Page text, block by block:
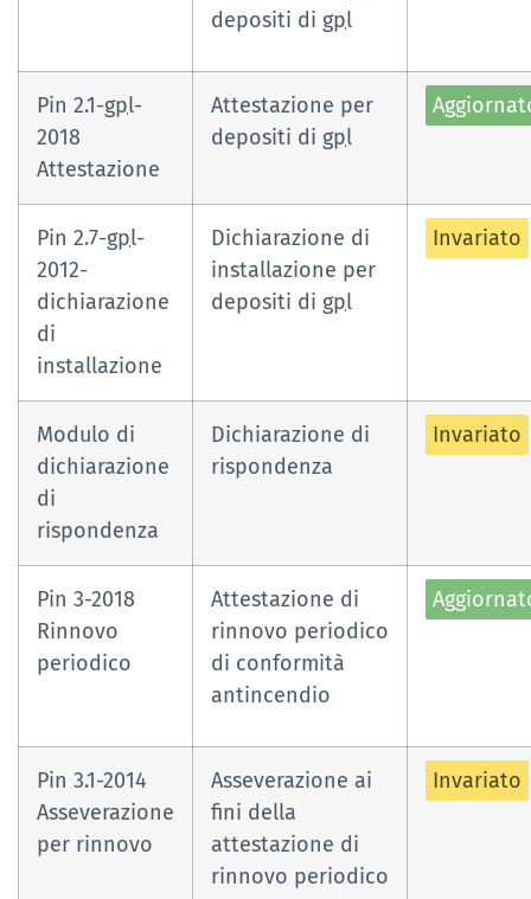
depositi di gpl
Pin 2.1-gpl-
2018
Attestazione
Attestazione per
depositi di gpl
Pin 2.7-gpl-
2012-
dichiarazione
di
installazione
Dichiarazione di
installazione per
depositi di gpl
Invariato
Modulo di
dichiarazione
di
rispondenza
Dichiarazione di
rispondenza
Invariato
Pin 3-2018
Rinnovo
periodico
Attestazione di
rinnovo periodico
di conformità
antincendio
Pin 3.1-2014
Asseverazione
per rinnovo
Asseverazione ai
fini della
attestazione di
rinnovo periodico
Invariato